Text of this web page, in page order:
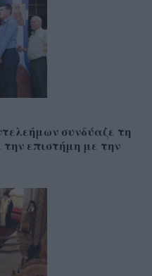
συνδύαζε τη
επιστήμη με την